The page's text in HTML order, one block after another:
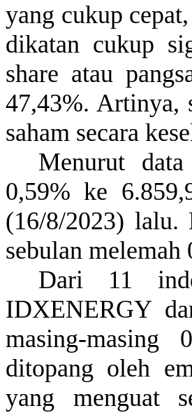
yang cukup cepat
dikatan cukup
share atau
47,43%. Artinya,
saham secara
Menurut
0,59%ke
(16/8/2023) lalu.
sebulan melemah
Dari 11
IDXENERGY
masing-
ditopang oleh
yang menguat